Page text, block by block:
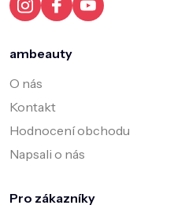
ambeauty
O nás
Kontakt
Hodnocení obchodu
Napsali o nás
Pro zákazníky